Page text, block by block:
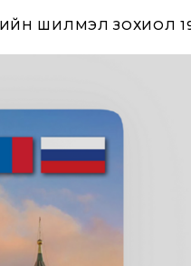
ШИЛМЭЛ ЗОХИОЛ